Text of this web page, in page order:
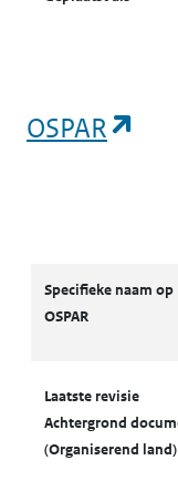
OSPAR
Specifieke naam op
OSPAR
Laatste revisie
Achtergrond
(Organiserend land)